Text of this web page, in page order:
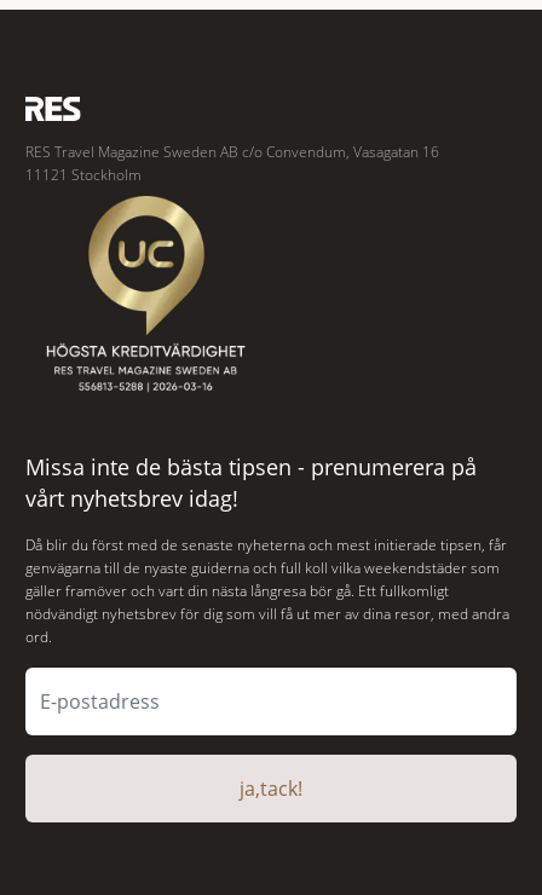
RES Travel Magazine Sweden AB c/o Convendum, Vasagatan 16
11121 Stockholm
Missa inte de bästa tipsen - prenumerera på
vårt nyhetsbrev idag!
Då blir du först med de senaste nyheterna och mest initierade tipsen, får
genvägarna till de nyaste guiderna och full koll vilka weekendstäder som
gäller framöver och vart din nästa långresa bör gå. Ett fullkomligt
nödvändigt nyhetsbrev för dig som vill få ut mer av dina resor, med andra
ord.
ja,tack!